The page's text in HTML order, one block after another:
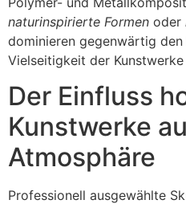
naturinspirierte Formen oder
dominieren gegenwärtig
Vielseitigkeit der
Der Einfluss
Kunstwerke
Atmosphäre
Professionell ausgewählte